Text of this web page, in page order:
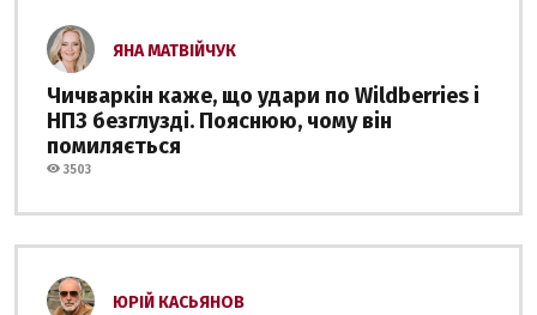
ЯНА МАТВІЙЧУК
Чичваркін каже, що удари по Wildberries і
НПЗ безглузді. Пояснюю, чому він
помиляється
3503
ЮРІЙ КАСЬЯНОВ